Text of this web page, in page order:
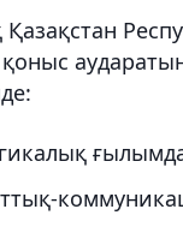
Қазақстан